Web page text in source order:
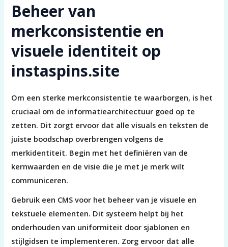
Beheer van
merkconsistentie en
visuele identiteit op
instaspins.site
Om een sterke merkconsistentie te waarborgen, is het
cruciaal om de informatiearchitectuur goed op te
zetten. Dit zorgt ervoor dat alle visuals en teksten de
juiste boodschap overbrengen volgens de
merkidentiteit. Begin met het definiëren van de
kernwaarden en de visie die je met je merk wilt
communiceren.
Gebruik een CMS voor het beheer van je visuele en
tekstuele elementen. Dit systeem helpt bij het
onderhouden van uniformiteit door sjablonen en
stijlgidsen te implementeren. Zorg ervoor dat alle